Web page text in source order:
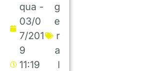
qua -
03/0
7/201
9
11:19
g
e
r
a
l